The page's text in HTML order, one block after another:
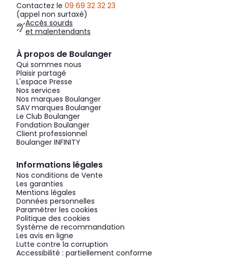
Contactez le 09 69 32 32 23
(appel non surtaxé)
Accès sourds
et malentendants
À propos de Boulanger
Qui sommes nous
Plaisir partagé
L'espace Presse
Nos services
Nos marques Boulanger
SAV marques Boulanger
Le Club Boulanger
Fondation Boulanger
Client professionnel
Boulanger INFINITY
Informations légales
Nos conditions de Vente
Les garanties
Mentions légales
Données personnelles
Paramétrer les cookies
Politique des cookies
Système de recommandation
Les avis en ligne
Lutte contre la corruption
Accessibilité : partiellement conforme